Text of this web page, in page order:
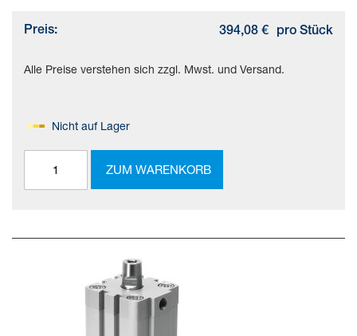
Preis: 394,08 € pro Stück
Alle Preise verstehen sich zzgl. Mwst. und Versand.
Nicht auf Lager
ZUM WARENKORB